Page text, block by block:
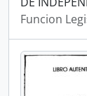
Funcion